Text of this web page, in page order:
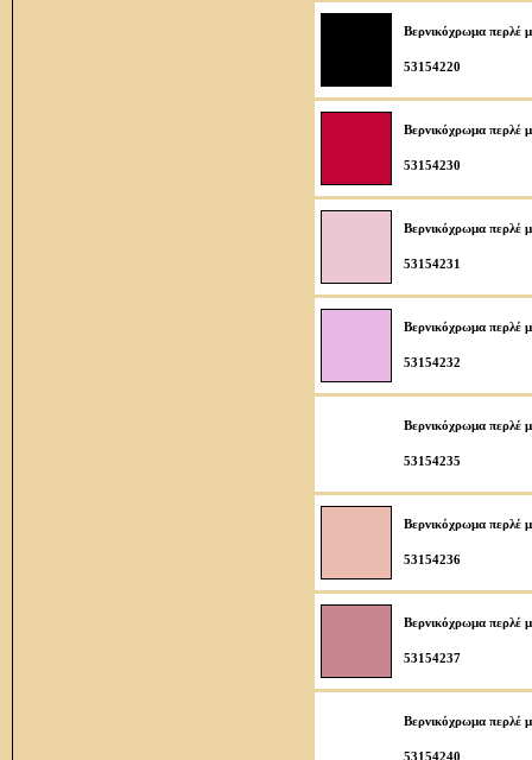
Βερνικόχρωμα περλέ
53154220
Βερνικόχρωμα περλέ
53154230
Βερνικόχρωμα περλέ
53154231
Βερνικόχρωμα περλέ
53154232
Βερνικόχρωμα περλέ
53154235
Βερνικόχρωμα περλέ
53154236
Βερνικόχρωμα περλέ
53154237
Βερνικόχρωμα περλέ
53154240